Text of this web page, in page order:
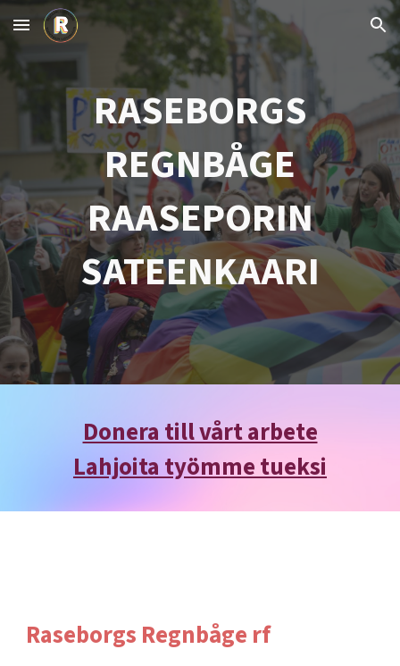
Skip to main content Skip to navigation
RASEBORGS
REGNBÅGE
RAASEPORIN
SATEENKAARI
Donera till vårt arbete
Lahjoita työmme tueksi
Raseborgs Regnbåge rf